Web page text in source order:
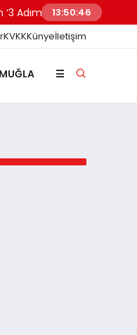
Halk Plajına
13:50:47
KVKKKünyeİletişim
MUĞLA ☰